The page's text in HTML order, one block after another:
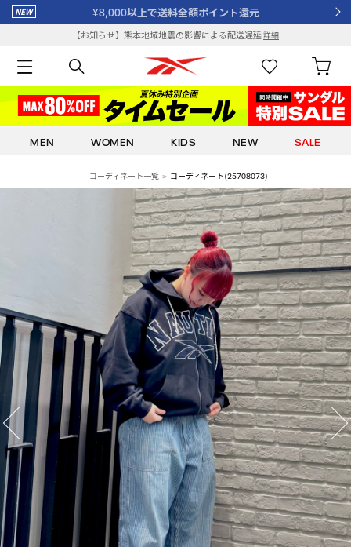
¥8,000以上で送料全額ポイント還元
【お知らせ】熊本地域地震の影響による配送遅延詳細
MEN WOMEN KIDS NEW SALE
コーディネート一覧 コーディネート(25708073)